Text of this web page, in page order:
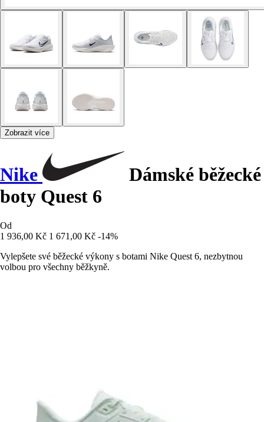
Zobrazit více
Nike
Dámské běžecké
boty Quest 6
Od
1 936,00 Kč 1 671,00 Kč -14%
Vylepšete své běžecké výkony s botami Nike Quest 6, nezbytnou
volbou pro všechny běžkyně.